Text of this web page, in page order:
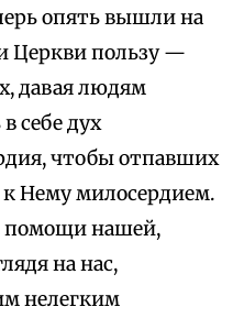
опять вышли на
Церкви пользу —
давая людям
себе дух
чтобы отпавших
к Нему милосердием.
помощи нашей,
на нас,
нелегким